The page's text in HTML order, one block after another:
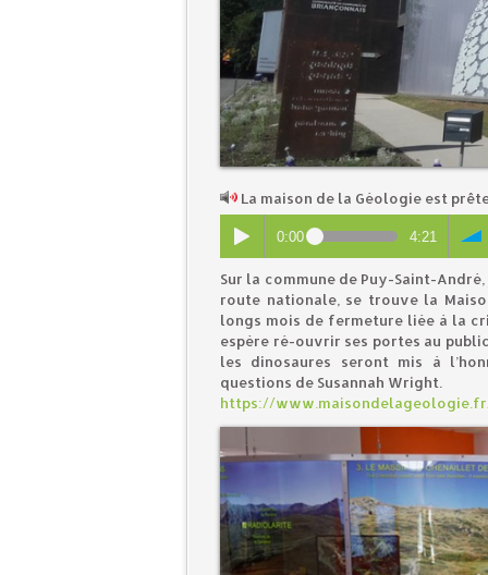
La maison de la Géologie est
0:00 4:21
Sur la commune de Puy-Saint-
route nationale, se trouve la
longs mois de fermeture liée à la
espère ré-ouvrir ses portes au
les dinosaures seront mis à
questions de Susannah Wright.
https://